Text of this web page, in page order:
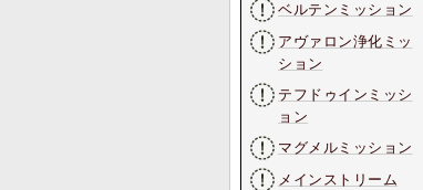
ベルテンミッション
アヴァロン浄化ミッ
ション
テフドゥインミッシ
ョン
マグメルミッション
メインストリーム